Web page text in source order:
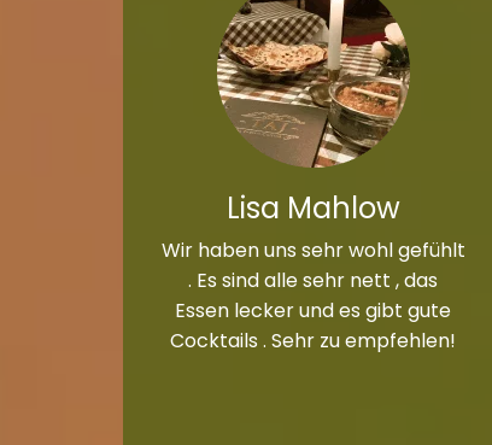
Lisa Mahlow
Wir haben uns sehr wohl gefühlt
. Es sind alle sehr nett , das
Essen lecker und es gibt gute
Cocktails . Sehr zu empfehlen!